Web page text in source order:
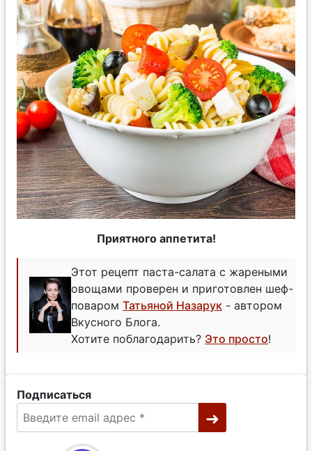
Приятного аппетита!
Этот рецепт паста-салата с жареными
овощами проверен и приготовлен шеф-
поваром Татьяной Назарук - автором
Вкусного Блога.
Хотите поблагодарить? Это просто!
Подписаться